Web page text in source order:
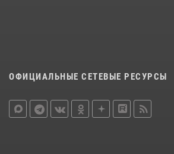
ОФИЦИАЛЬНЫЕ СЕТЕВЫЕ РЕСУРСЫ